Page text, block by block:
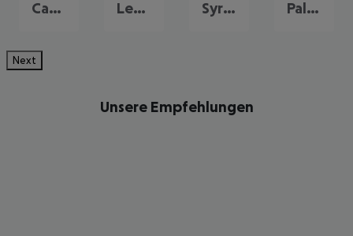
Catania Letojanni Syrakus Palermo
Next
Unsere Empfehlungen